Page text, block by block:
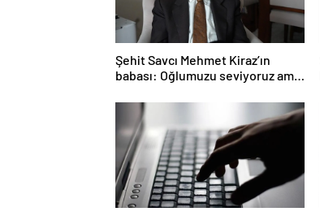
Şehit Savcı Mehmet Kiraz’ın
babası: Oğlumuzu seviyoruz ama
seviyoruz